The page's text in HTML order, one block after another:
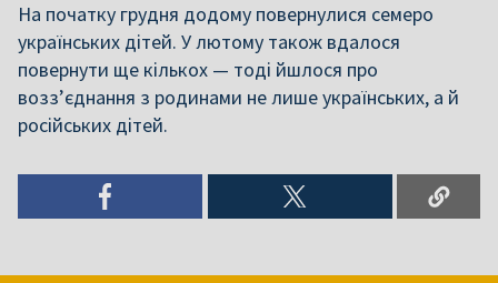
На початку грудня додому повернулися семеро
українських дітей. У лютому також вдалося
повернути ще кількох — тоді йшлося про
возз’єднання з родинами не лише українських, а й
російських дітей.